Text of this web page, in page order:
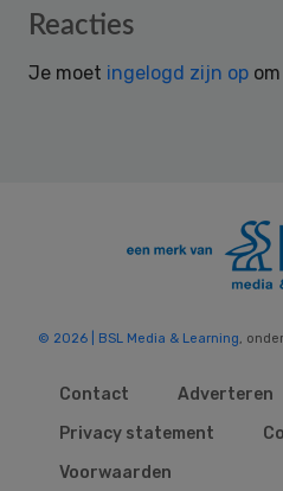
Reader
Reacties
Je moet ingelogd zijn op
© 2026 | BSL Media & Learning,
Contact
Adverteren
Privacy statement
Voorwaarden